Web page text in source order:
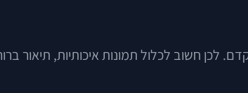
חשוב לכלול תמונות איכותיות, תיאור